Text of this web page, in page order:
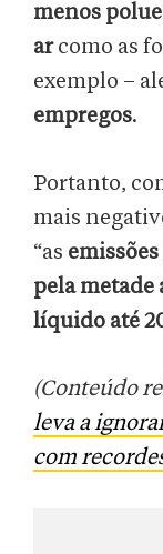
menos
arcomo as
exemplo –
empregos.
Portanto,
mais
“as
pela metade
líquido até
(Conteúdo
leva a
com